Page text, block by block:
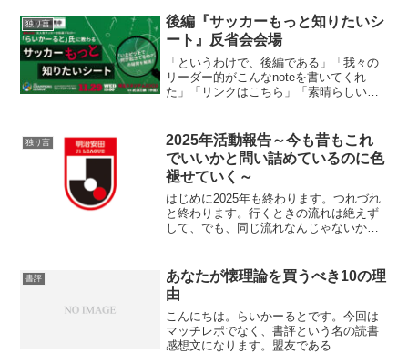
するのは危険なので、行いません。他に
は、線よりも点での活躍や印...
独り言
後編『サッカーもっと知りたいシ
ート』反省会会場
「というわけで、後編である」「我々の
リーダー的がこんなnoteを書いてくれ
た」「リンクはこちら」「素晴らしいレ
いる。誰も気が付かないだろうけどな」
「今回の記事をもって、...
独り言
2025年活動報告～今も昔もこれ
でいいかと問い詰めているのに色
褪せていく～
はじめに2025年も終わります。つれづれ
と終わります。行くときの流れは絶えず
して、でも、同じ流れなんじゃないかと
のを書くって素敵な日常だと思います。
こんな楽しい作業をA...
書評
あなたが懐理論を買うべき10の理
由
こんにちは。らいかーるとです。今回は
マッチレポでなく、書評という名の読書
感想文になります。盟友である